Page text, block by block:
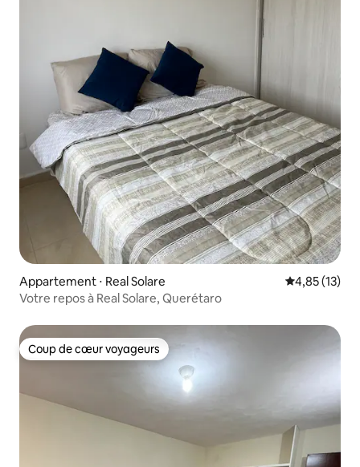
Appartement ⋅ Real Solare Évaluation
4,85 (13)
Votre repos à Real Solare, Querétaro
Coup de cœur voyageurs
Coup de cœur voyageurs